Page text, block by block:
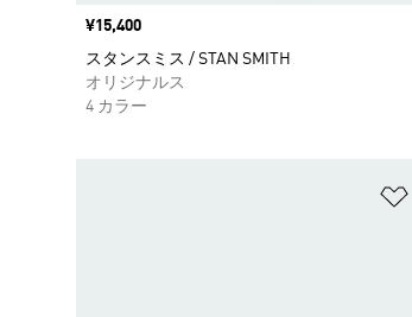
価格
¥15,400
スタンスミス / STAN SMITH
オリジナルス
4 カラー